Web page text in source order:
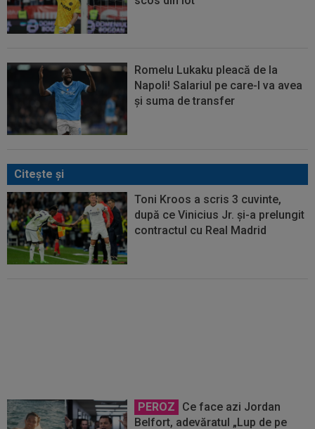
Romelu Lukaku pleacă de la
Napoli! Salariul pe care-l va avea
și suma de transfer
Citeşte şi
Toni Kroos a scris 3 cuvinte,
după ce Vinicius Jr. și-a prelungit
contractul cu Real Madrid
PEROZ
Ce face azi Jordan
Belfort, adevăratul „Lup de pe